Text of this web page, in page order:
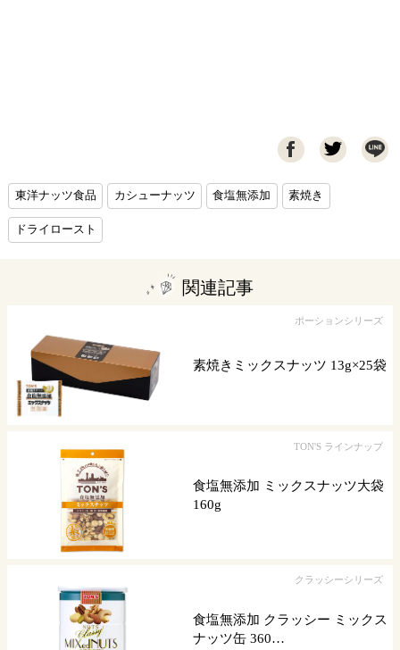

東洋ナッツ食品 カシューナッツ 食塩無添加 素焼き
ドライロースト
関連記事
ポーションシリーズ
素焼きミックスナッツ 13g×25袋
TON'S ラインナップ
食塩無添加 ミックスナッツ大袋
160g
クラッシーシリーズ
食塩無添加 クラッシー ミックス
ナッツ缶 360…